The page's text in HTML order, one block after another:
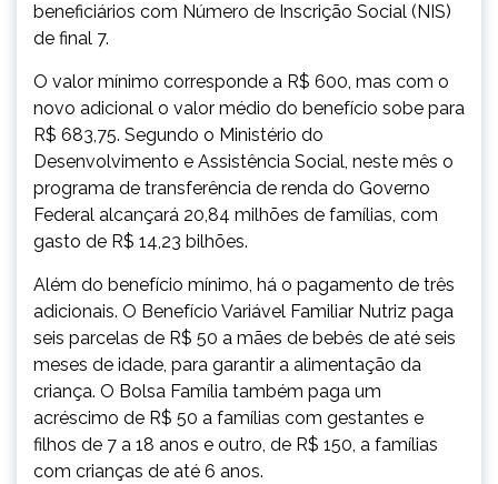
beneficiários com Número de Inscrição Social (NIS)
de final 7.
O valor mínimo corresponde a R$ 600, mas com o
novo adicional o valor médio do benefício sobe para
R$ 683,75. Segundo o Ministério do
Desenvolvimento e Assistência Social, neste mês o
programa de transferência de renda do Governo
Federal alcançará 20,84 milhões de famílias, com
gasto de R$ 14,23 bilhões.
Além do benefício mínimo, há o pagamento de três
adicionais. O Benefício Variável Familiar Nutriz paga
seis parcelas de R$ 50 a mães de bebês de até seis
meses de idade, para garantir a alimentação da
criança. O Bolsa Família também paga um
acréscimo de R$ 50 a famílias com gestantes e
filhos de 7 a 18 anos e outro, de R$ 150, a famílias
com crianças de até 6 anos.